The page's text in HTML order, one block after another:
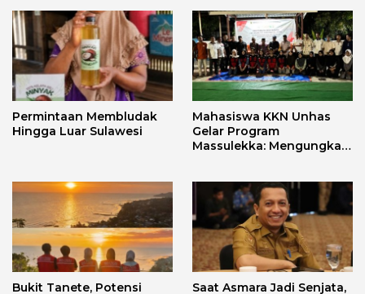
Permintaan Membludak
Hingga Luar Sulawesi
Mahasiswa KKN Unhas
Gelar Program
Massulekka: Mengungkap
Bukit Tanete, Potensi
Saat Asmara Jadi Senjata,